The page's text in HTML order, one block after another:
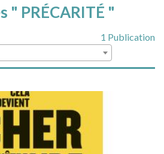
" PRÉCARITÉ "
1 Publication